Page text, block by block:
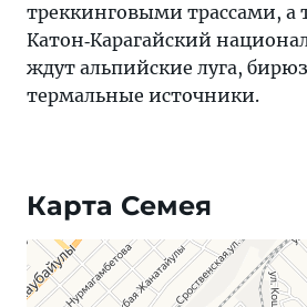
треккинговыми трассами, а
Катон‑Карагайский
ждут альпийские луга,
термальные источники.
Карта Семея
Яндекс Карты — транспорт,